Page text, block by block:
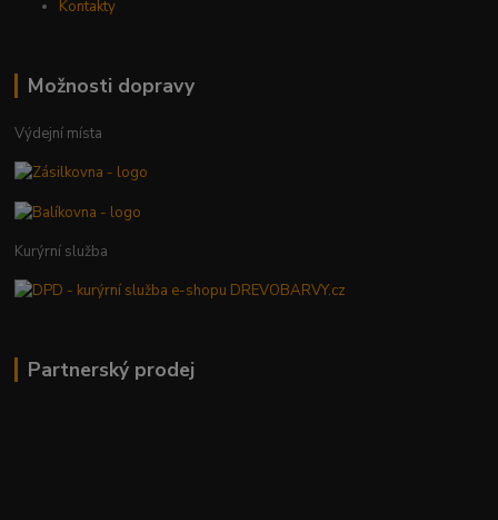
Kontakty
Možnosti dopravy
Výdejní místa
Kurýrní služba
Partnerský prodej